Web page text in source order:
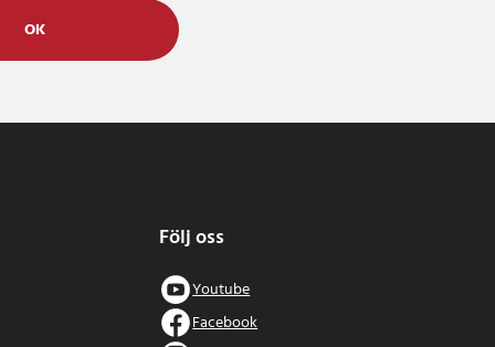
OK
Följ oss
Youtube
Facebook